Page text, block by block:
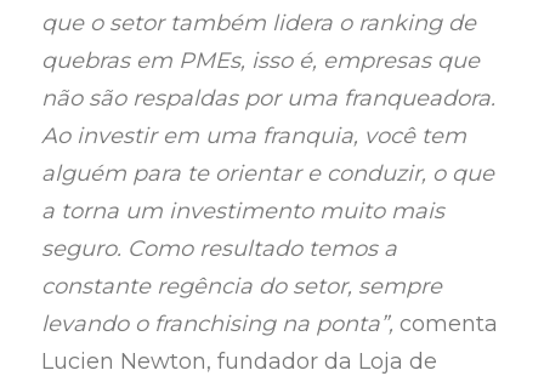
que o setor também lidera o ranking de
quebras em PMEs, isso é, empresas que
não são respaldas por uma franqueadora.
Ao investir em uma franquia, você tem
alguém para te orientar e conduzir, o que
a torna um investimento muito mais
seguro. Como resultado temos a
constante regência do setor, sempre
levando o franchising na ponta”,comenta
Lucien Newton, fundador da Loja de